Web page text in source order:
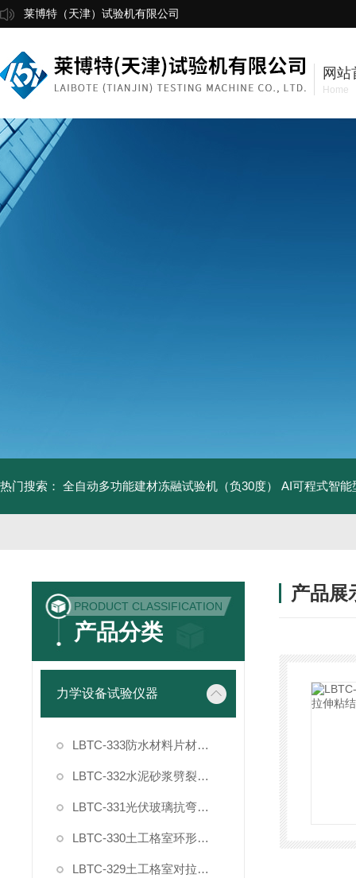
莱博特（天津）试验机有限公司
网站
Home
热门搜索： 全自动多功能建材冻融试验机（负30度） AI可程式智能
PRODUCT CLASSIFICATION
产品分类
力学设备试验仪器
LBTC-333防水材料片材复合强度拉伸粘结夹具
LBTC-332水泥砂浆劈裂抗拉强度试验夹具
LBTC-331光伏玻璃抗弯曲试验夹具
LBTC-330土工格室环形插件节点剥离力夹具
LBTC-329土工格室对拉强度夹具
产品展